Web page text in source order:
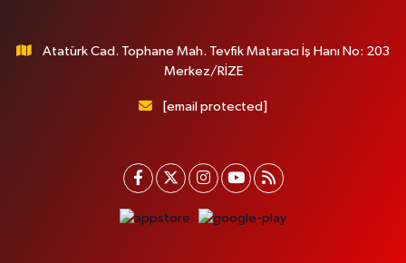
Atatürk Cad. Tophane Mah. Tevfik Mataracı İş Hanı No: 203
Merkez/RİZE
[email protected]